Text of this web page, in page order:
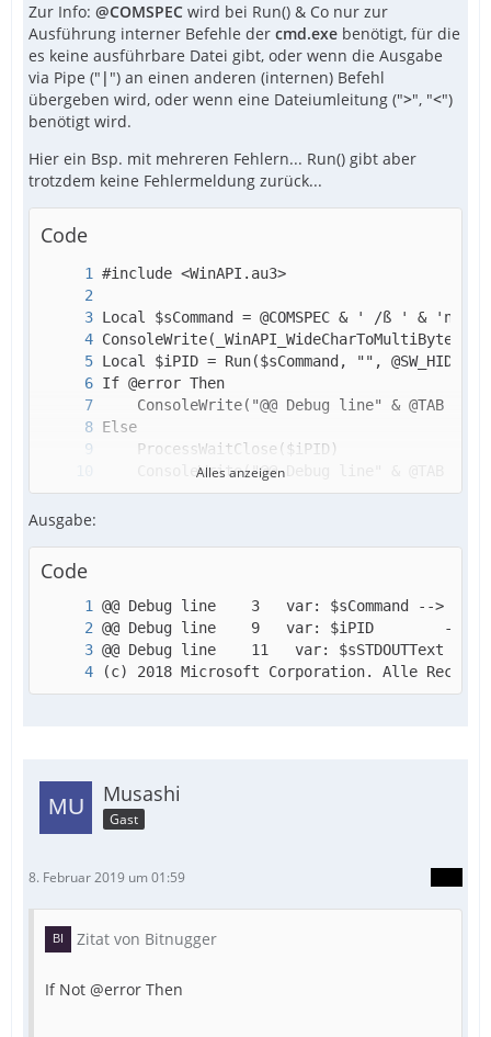
Zur Info: @COMSPEC wird bei Run() & Co nur zur
Ausführung interner Befehle der cmd.exe benötigt, für die
es keine ausführbare Datei gibt, oder wenn die Ausgabe
via Pipe (" | ") an einen anderen (internen) Befehl
übergeben wird, oder wenn eine Dateiumleitung (">", "<")
benötigt wird.
Hier ein Bsp. mit mehreren Fehlern... Run() gibt aber
trotzdem keine Fehlermeldung zurück...
Code
Alles anzeigen
Ausgabe:
Code
(c) 2018 Microsoft Corporation. Alle Rechte
Musashi
Gast
8. Februar 2019 um 01:59
Zitat von Bitnugger
If Not @error Then